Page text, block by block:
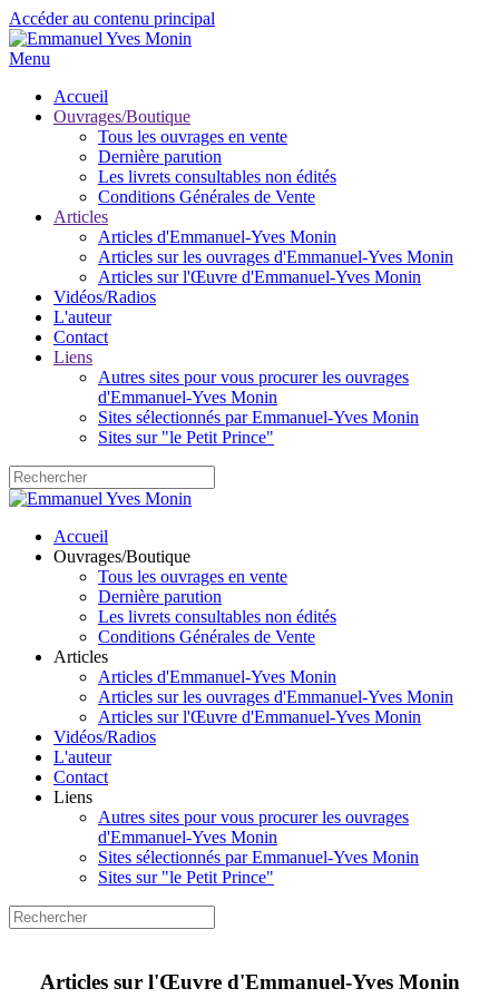
Accéder au contenu principal
Menu
Accueil
Ouvrages/Boutique
Tous les ouvrages en vente
Dernière parution
Les livrets consultables non édités
Conditions Générales de Vente
Articles
Articles d'Emmanuel-Yves Monin
Articles sur les ouvrages d'Emmanuel-Yves Monin
Articles sur l'Œuvre d'Emmanuel-Yves Monin
Vidéos/Radios
L'auteur
Contact
Liens
Autres sites pour vous procurer les ouvrages
d'Emmanuel-Yves Monin
Sites sélectionnés par Emmanuel-Yves Monin
Sites sur "le Petit Prince"
Accueil
Ouvrages/Boutique
Tous les ouvrages en vente
Dernière parution
Les livrets consultables non édités
Conditions Générales de Vente
Articles
Articles d'Emmanuel-Yves Monin
Articles sur les ouvrages d'Emmanuel-Yves Monin
Articles sur l'Œuvre d'Emmanuel-Yves Monin
Vidéos/Radios
L'auteur
Contact
Liens
Autres sites pour vous procurer les ouvrages
d'Emmanuel-Yves Monin
Sites sélectionnés par Emmanuel-Yves Monin
Sites sur "le Petit Prince"
Articles sur l'Œuvre d'Emmanuel-Yves Monin